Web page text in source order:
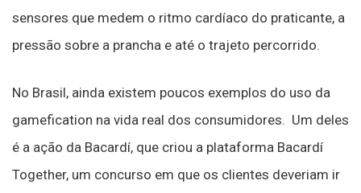
sensores que medem o ritmo cardíaco do praticante, a
pressão sobre a prancha e até o trajeto percorrido.
No Brasil, ainda existem poucos exemplos do uso da
gamefication na vida real dos consumidores. Um deles
é a ação da Bacardí, que criou a plataforma Bacardí
Together, um concurso em que os clientes deveriam ir